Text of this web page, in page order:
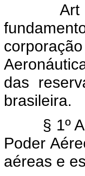
Art 2º
das
brasileira.
§ 1º A
Poder
aéreas e